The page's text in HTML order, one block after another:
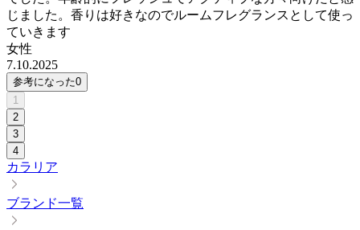
じました。香りは好きなのでルームフレグランスとして使っ
ていきます
女性
7.10.2025
参考になった0
1
2
3
4
カラリア
ブランド一覧